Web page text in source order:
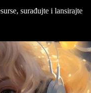
surađujte i lansirajte